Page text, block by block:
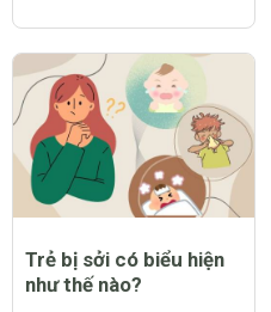
Trẻ bị sởi có biểu hiện
như thế nào?